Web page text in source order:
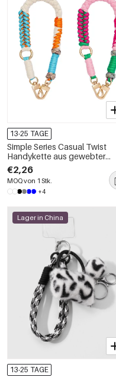
13-25 TAGE
Simple Series Casual Twist
Handykette aus gewebter
Baumwolle in verschiedenen
Farben
€2,26
MOQ von 1 Stk.
+4
Lager in China
13-25 TAGE